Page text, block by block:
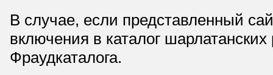
В случае, если представленный
включения в каталог
Фраудкаталога.